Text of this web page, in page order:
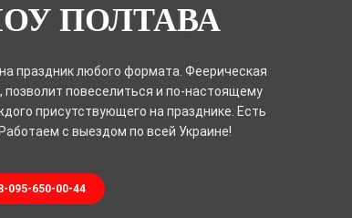
ПОЛТАВА
праздник любого формата. Феерическая
повеселиться и по-настоящему
присутствующего на празднике. Есть
с выездом по всей Украине!
650-00-44